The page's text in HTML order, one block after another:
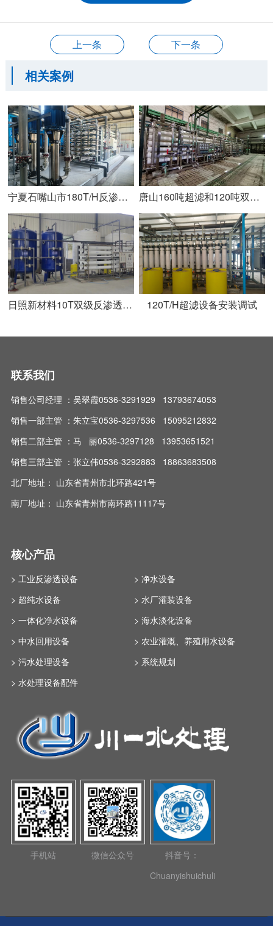
上一条 下一条
相关案例
宁夏石嘴山市180T/H反渗透设备安装调试完成 唐山160吨超滤和120吨双级反渗透+110吨EDI安装完成
日照新材料10T双级反渗透设备安装调试完成 120T/H超滤设备安装调试
联系我们
销售公司经理 ：吴翠霞0536-3291929 13793674053
销售一部主管 ：朱立宝0536-3297536 15095212832
销售二部主管 ：马 丽0536-3297128 13953651521
销售三部主管 ：张立伟0536-3292883 18863683508
北厂地址： 山东省青州市北环路421号
南厂地址： 山东省青州市南环路11117号
核心产品
> 工业反渗透设备
> 净水设备
> 超纯水设备
> 水厂灌装设备
> 一体化净水设备
> 海水淡化设备
> 中水回用设备
> 农业灌溉、养殖用水设备
> 污水处理设备
> 系统规划
> 水处理设备配件
手机站 微信公众号
抖音号：
Chuanyishuichuli